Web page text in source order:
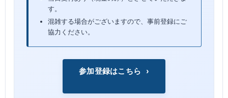
す。
混雑する場合がございますので、事前登録にご
協力ください。
参加登録はこちら ›